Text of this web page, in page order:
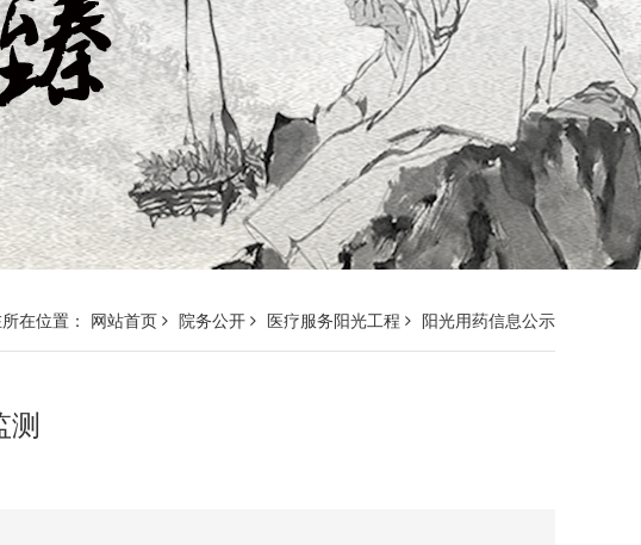
在位置： 网站首页 院务公开 医疗服务阳光工程 阳光用药信息公示
测